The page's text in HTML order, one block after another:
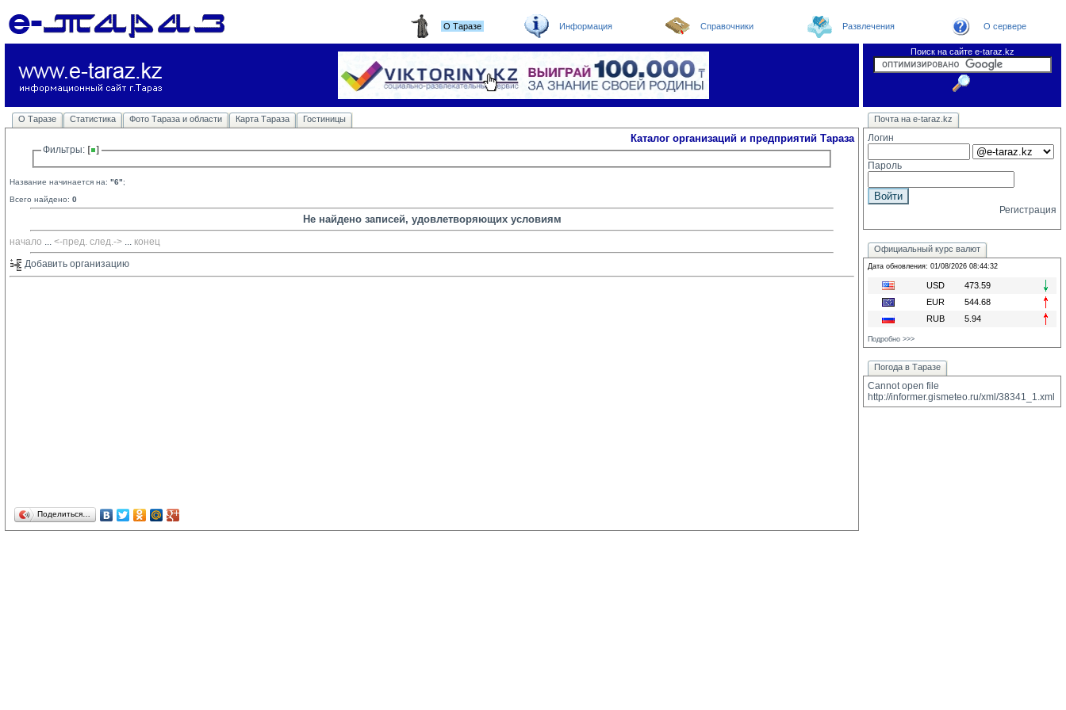
О Таразе Информация Справочники Развлечения О сервере
Поиск на сайте e-taraz.kz
О Таразе Статистика Фото Тараза и области Карта Тараза Гостиницы Новости Погода в Таразе
Телефоный справочник
Видеоконференция
Новости e-taraz Замечания и предложения
Каталог организаций и предприятий Тараза
Фильтры:
Название начинается на: "6";
Всего найдено: 0
Не найдено записей, удовлетворяющих условиям
начало ... <-пред. след.-> ... конец
Добавить организацию
Поделиться…
Почта на e-taraz.kz
Логин
Пароль
Регистрация
Официальный курс валют
Дата обновления: 01/08/2026 08:44:32
USD
473.59
EUR
544.68
RUB
5.94
Подробно >>>
Погода в Таразе
Cannot open file
http://informer.gismeteo.ru/xml/38341_1.xml